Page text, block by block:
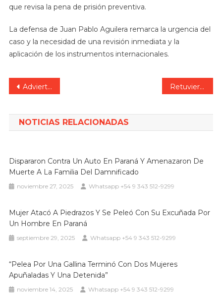
que revisa la pena de prisión preventiva.
La defensa de Juan Pablo Aguilera remarca la urgencia del
caso y la necesidad de una revisión inmediata y la
aplicación de los instrumentos internacionales.
Navegación
entradas
Advierten sobre estafa con presunta vacunación contra el dengue. Retuvieron la moto al sujeto que atropelló a inspector de Tránsito en Paraná
NOTICIAS RELACIONADAS
Dispararon Contra Un Auto En Paraná Y Amenazaron De
Muerte A La Familia Del Damnificado
noviembre 27, 2025 Whatsapp +54 9 343 512-9299
Mujer Atacó A Piedrazos Y Se Peleó Con Su Excuñada Por
Un Hombre En Paraná
septiembre 29, 2025 Whatsapp +54 9 343 512-9299
“Pelea Por Una Gallina Terminó Con Dos Mujeres
Apuñaladas Y Una Detenida”
noviembre 14, 2025 Whatsapp +54 9 343 512-9299